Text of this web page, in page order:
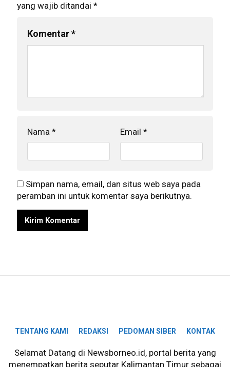
yang wajib ditandai *
Komentar*
Nama * Email *
Simpan nama, email, dan situs web saya pada
peramban ini untuk komentar saya berikutnya.
TENTANG KAMI REDAKSI PEDOMAN SIBER KONTAK
Selamat Datang di Newsborneo.id, portal berita yang
menempatkan berita seputar Kalimantan Timur sebagai